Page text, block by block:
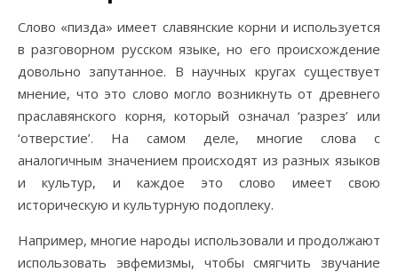
Слово «пизда» имеет славянские корни и используется
в разговорном русском языке, но его происхождение
довольно запутанное. В научных кругах существует
мнение, что это слово могло возникнуть от древнего
праславянского корня, который означал ‘разрез’ или
‘отверстие’. На самом деле, многие слова с
аналогичным значением происходят из разных языков
и культур, и каждое это слово имеет свою
историческую и культурную подоплеку.
Например, многие народы использовали и продолжают
использовать эвфемизмы, чтобы смягчить звучание